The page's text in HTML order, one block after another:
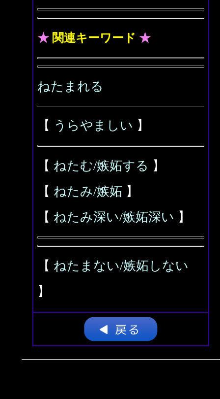
★ 関連キーワード ★
ねたまれる
【 うらやましい 】
【 ねたむ/嫉妬する 】
【 ねたみ/嫉妬 】
【 ねたみ深い/嫉妬深い 】
【 ねたまない/嫉妬しない
】